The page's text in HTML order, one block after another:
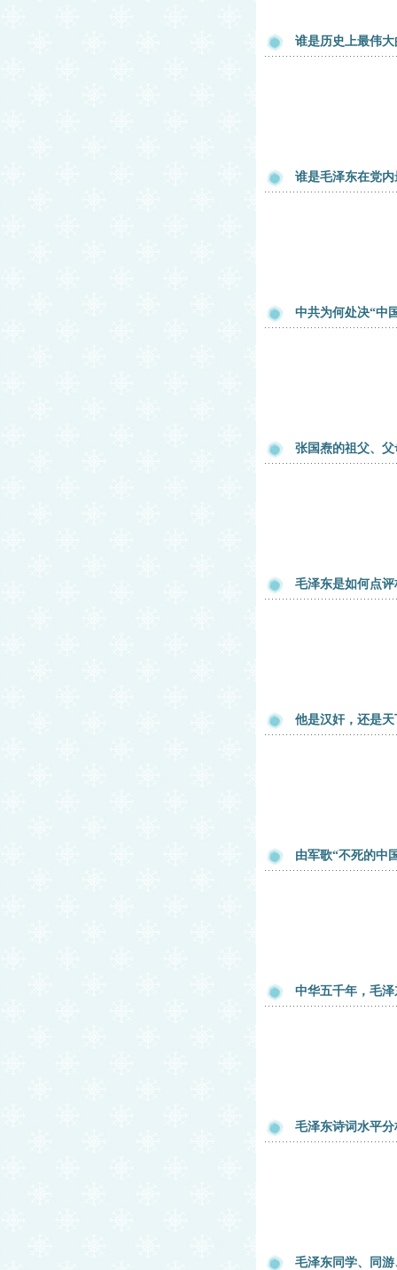
谁是历史上最伟
谁是毛泽东在党
中共为何处决“中
张国焘的祖父、
毛泽东是如何点
他是汉奸，还是
由军歌“不死的中
中华五千年，毛
毛泽东诗词水平
毛泽东同学、同